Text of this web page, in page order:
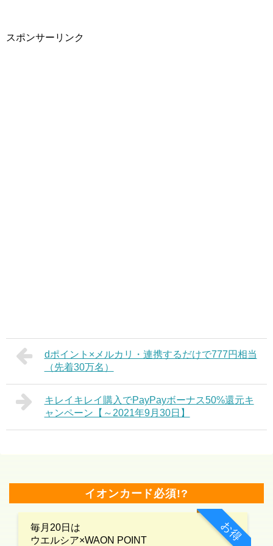
スポンサーリンク
dポイント×メルカリ・連携するだけで777円相当
（先着30万名）
キレイキレイ購入でPayPayボーナス50%還元キ
ャンペーン【～2021年9月30日】
イオンカード必須!?
お得
毎月20日は
ウエルシア×WAON POINT